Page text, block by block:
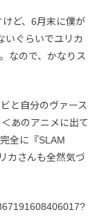
けど、6月末に僕が
いぐらいでユリカ
なので、かなりス
と自分のヴァース
あのアニメに出て
全に『SLAM
カさんも全然気づ